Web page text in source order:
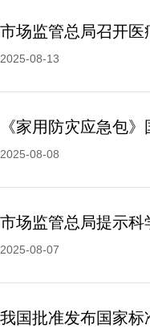
市场监管总局召开
2025-08-13
《家用防灾应急包
2025-08-08
市场监管总局提示科
2025-08-07
我国批准发布国家